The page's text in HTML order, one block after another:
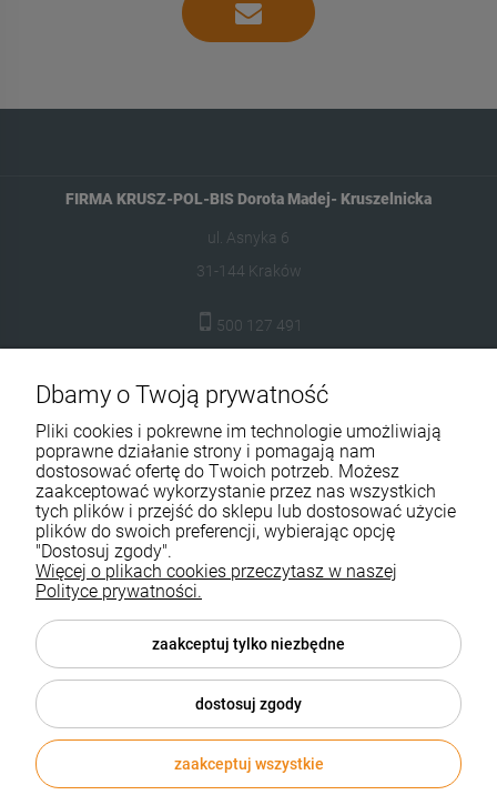
FIRMA KRUSZ-POL-BIS Dorota Madej- Kruszelnicka
ul. Asnyka 6
31-144 Kraków
500 127 491
Moje konto
Dostawa i płatność
Kontakt
Sklepy Shoper Aktynova
Dbamy o Twoją prywatność
Pliki cookies i pokrewne im technologie umożliwiają
poprawne działanie strony i pomagają nam
dostosować ofertę do Twoich potrzeb. Możesz
zaakceptować wykorzystanie przez nas wszystkich
tych plików i przejść do sklepu lub dostosować użycie
plików do swoich preferencji, wybierając opcję
"Dostosuj zgody".
Więcej o plikach cookies przeczytasz w naszej
Polityce prywatności.
zaakceptuj tylko niezbędne
dostosuj zgody
zaakceptuj wszystkie